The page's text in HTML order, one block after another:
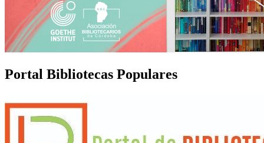
Portal Bibliotecas Populares